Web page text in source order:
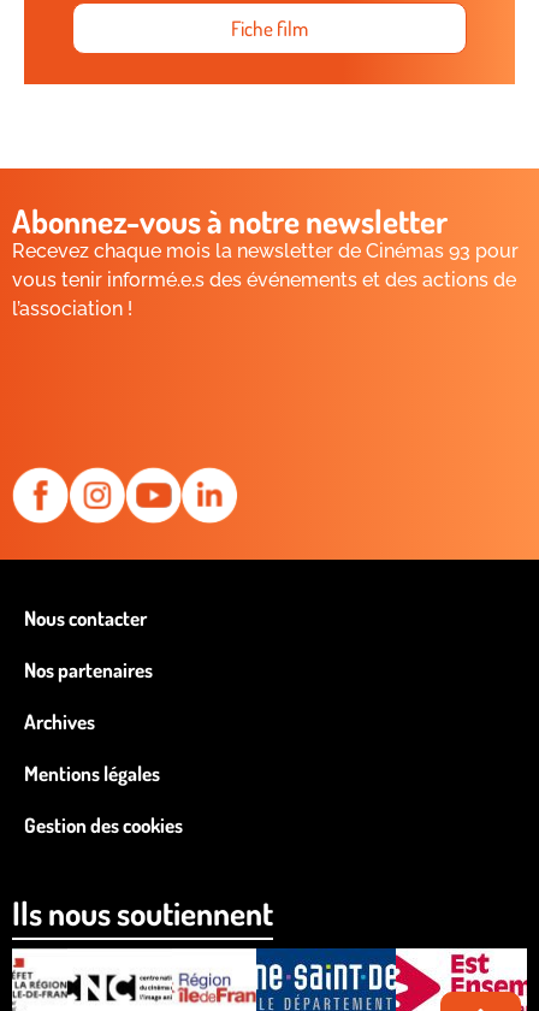
Fiche film
Abonnez-vous à notre newsletter
Recevez chaque mois la newsletter de Cinémas 93 pour
vous tenir informé.e.s des événements et des actions de
l’association !
Nous contacter
Nos partenaires
Archives
Mentions légales
Gestion des cookies
Ils nous soutiennent